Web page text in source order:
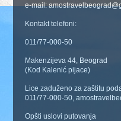
e-mail:
Kontakt telefoni:
011/77-000-50
Makenzijeva 44, Beograd
(Kod Kalenić pijace)
Lice zaduženo za zaštitu
011/77-000-50,
Opšti uslovi putovanja